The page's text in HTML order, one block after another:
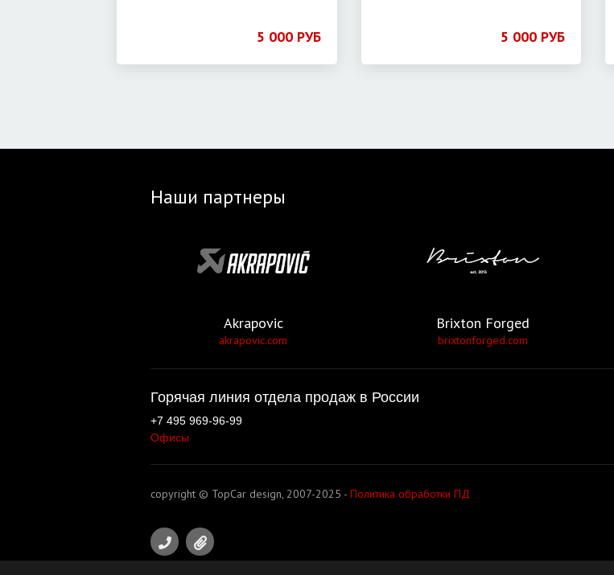
5 000 РУБ 5 000 РУБ
Наши партнеры
Akrapovic
akrapovic.com
Brixton Forged
brixtonforged.com
Горячая линия отдела продаж в России
+7 495 969-96-99
Офисы
copyright © TopCar design, 2007-2025 - Политика обработки ПД